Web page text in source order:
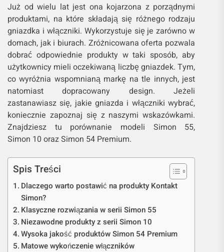
Już od wielu lat jest ona kojarzona z porządnymi
produktami, na które składają się różnego rodzaju
gniazdka i włączniki. Wykorzystuje się je zarówno w
domach, jak i biurach. Zróżnicowana oferta pozwala
dobrać odpowiednie produkty w taki sposób, aby
użytkownicy mieli oczekiwaną liczbę gniazdek. Tym,
co wyróżnia wspomnianą markę na tle innych, jest
natomiast dopracowany design. Jeżeli
zastanawiasz się, jakie gniazda i włączniki wybrać,
koniecznie zapoznaj się z naszymi wskazówkami.
Znajdziesz tu porównanie modeli Simon 55,
Simon 10 oraz Simon 54 Premium.
Spis Treści
Dlaczego warto postawić na produkty Kontakt
Simon?
Klasyczne rozwiązania w serii Simon 55
Niezawodne produkty z serii Simon 10
Wysoka jakość produktów Simon 54 Premium
Matowe wykończenie włączników